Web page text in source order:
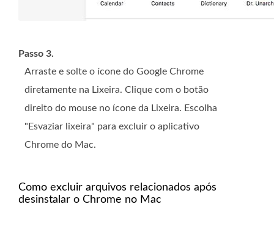
Passo 3.
Arraste e solte o ícone do Google Chrome
diretamente na Lixeira. Clique com o botão
direito do mouse no ícone da Lixeira. Escolha
"Esvaziar lixeira" para excluir o aplicativo
Chrome do Mac.
Como excluir arquivos relacionados após
desinstalar o Chrome no Mac